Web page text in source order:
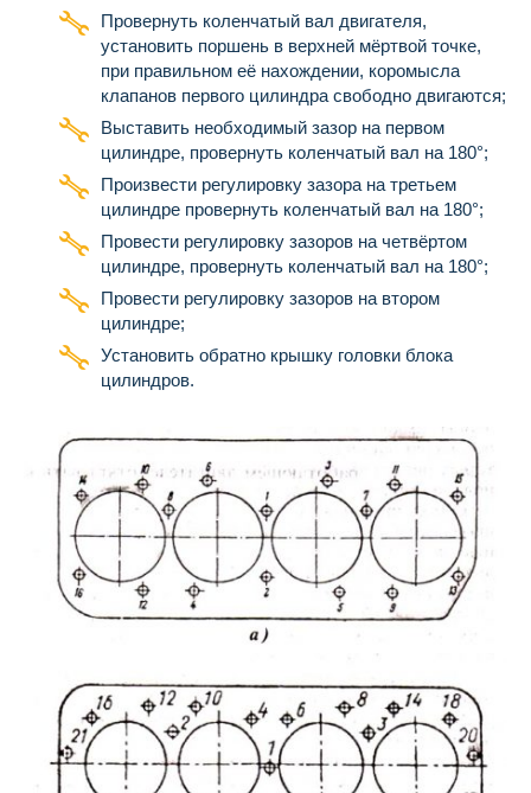
Провернуть коленчатый вал двигателя,
установить поршень в верхней мёртвой точке,
при правильном её нахождении, коромысла
клапанов первого цилиндра свободно двигаются;
Выставить необходимый зазор на первом
цилиндре, провернуть коленчатый вал на 180°;
Произвести регулировку зазора на третьем
цилиндре провернуть коленчатый вал на 180°;
Провести регулировку зазоров на четвёртом
цилиндре, провернуть коленчатый вал на 180°;
Провести регулировку зазоров на втором
цилиндре;
Установить обратно крышку головки блока
цилиндров.